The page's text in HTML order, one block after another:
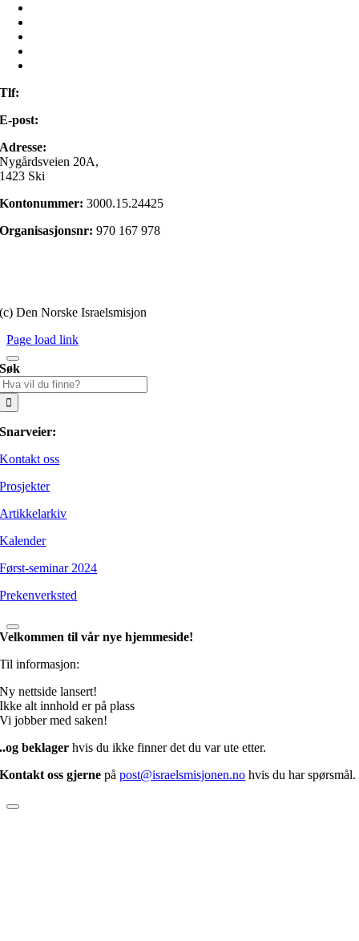
Tlf:
E-post:
Adresse:
Nygårdsveien 20A,
1423 Ski
Kontonummer:3000.15.24425
Organisasjonsnr:970 167 978
(c) Den Norske Israelsmisjon
Page load link
Søk
Snarveier:
Kontakt oss
Prosjekter
Artikkelarkiv
Kalender
Først-seminar 2024
Prekenverksted
Velkommen til vår nye hjemmeside!
Til informasjon:
Ny nettside lansert!
Ikke alt innhold er på plass
Vi jobber med saken!
..og beklager hvis du ikke finner det du var ute etter.
Kontakt oss gjerne påpost@israelsmisjonen.no hvis du har spørsmål.